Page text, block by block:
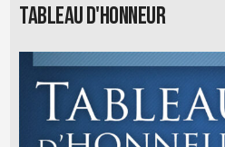
Tableau d'honneur